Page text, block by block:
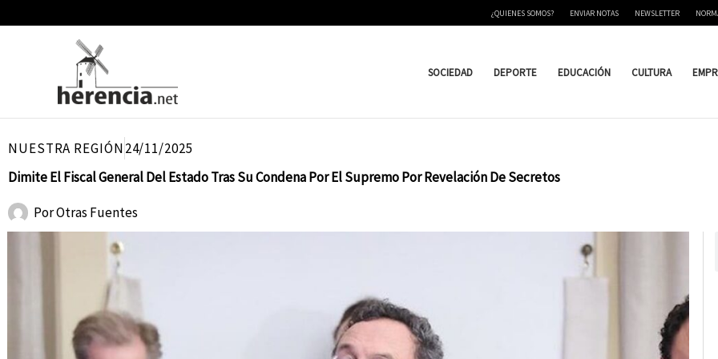
¿QUIENES SOMOS? ENVIAR NOTAS NEWSLETTER
SOCIEDAD DEPORTE EDUCACIÓN CULTURA
NUESTRA REGIÓN24/11/2025
Dimite El Fiscal General Del Estado Tras Su Condena Por El Supremo Por Revelación De Secretos
PorOtras Fuentes